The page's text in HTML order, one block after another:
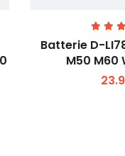
Voir
Batterie D-
M50 M60